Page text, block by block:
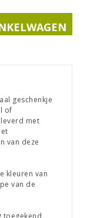
geschenkje
of
met
van deze
kleuren van
van de
toegekend